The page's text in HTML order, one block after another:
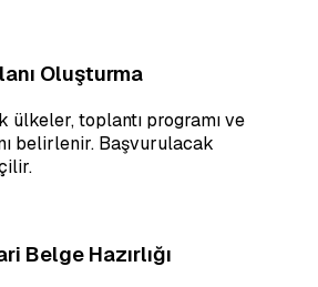
Oluşturma
ülkeler, toplantı programı ve
belirlenir. Başvurulacak
Belge Hazırlığı